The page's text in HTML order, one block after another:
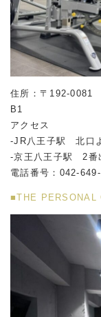
住所：〒192-0081
B1
アクセス
-JR八王子駅 北口
-京王八王子駅 2番
電話番号：042-
■THE PERSONAL